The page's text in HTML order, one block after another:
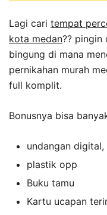
Lagi cari tempat
kota medan?? pingin
bingung di mana
pernikahan murah
full komplit.
Bonusnya bisa
undangan
plastik opp
Buku tamu
Kartu ucapan